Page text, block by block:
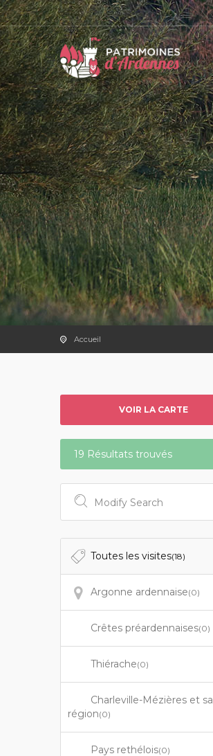
Accueil
VOIR LA CARTE
19 Résultats trouvés
Modify Search
Toutes les visites(18)
Argonne ardennaise(0)
Crêtes préardennaises(0)
Thiérache(0)
Charleville-Mézières et sa
région(0)
Pays rethélois(0)